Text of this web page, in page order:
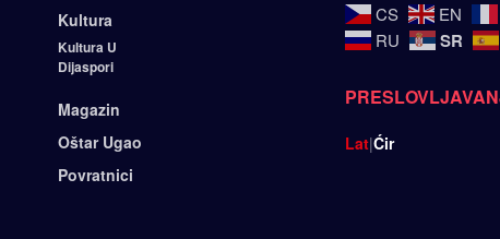
Kultura
Kultura U
Dijaspori
Magazin
Oštar Ugao
Povratnici
CS EN
RU
SR
Lat|Ćir